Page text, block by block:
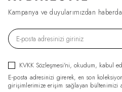
Kampanya ve duyularımızdan
KVKK Sözleşmesi'ni, okudum, kabul
E-posta adresinizi girerek, en son
girişimlerimize erişim sağlayan bültenimizi